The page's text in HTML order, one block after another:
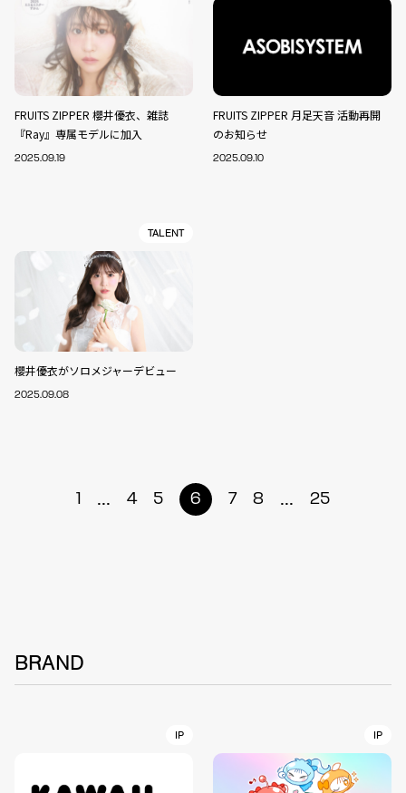
FRUITS ZIPPER 櫻井優衣、雑誌
『Ray』専属モデルに加入
2025.09.19
FRUITS ZIPPER 月足天音 活動再開
のお知らせ
2025.09.10
TALENT
櫻井優衣がソロメジャーデビュー
2025.09.08
1 ... 4 5 6 7 8 ... 25
BRAND
IP IP